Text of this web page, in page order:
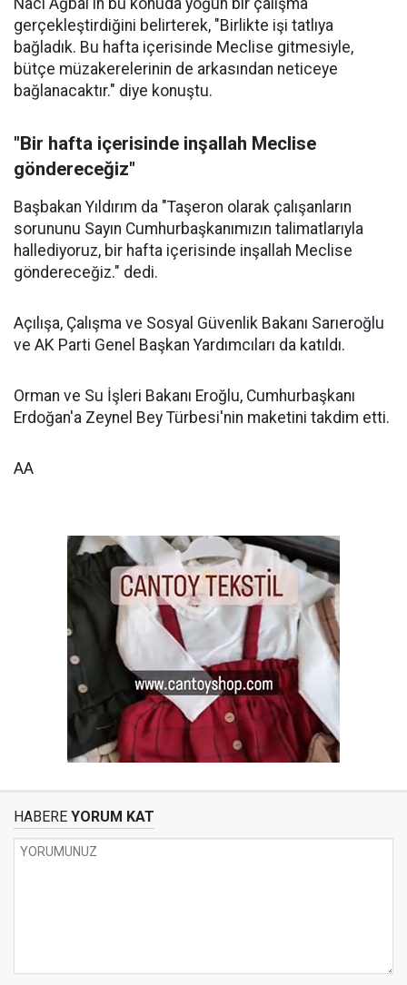
Naci Ağbal'ın bu konuda yoğun bir çalışma
gerçekleştirdiğini belirterek, "Birlikte işi tatlıya
bağladık. Bu hafta içerisinde Meclise gitmesiyle,
bütçe müzakerelerinin de arkasından neticeye
bağlanacaktır." diye konuştu.
"Bir hafta içerisinde inşallah Meclise
göndereceğiz"
Başbakan Yıldırım da "Taşeron olarak çalışanların
sorununu Sayın Cumhurbaşkanımızın talimatlarıyla
hallediyoruz, bir hafta içerisinde inşallah Meclise
göndereceğiz." dedi.
Açılışa, Çalışma ve Sosyal Güvenlik Bakanı Sarıeroğlu
ve AK Parti Genel Başkan Yardımcıları da katıldı.
Orman ve Su İşleri Bakanı Eroğlu, Cumhurbaşkanı
Erdoğan'a Zeynel Bey Türbesi'nin maketini takdim etti.
AA
HABERE YORUM KAT